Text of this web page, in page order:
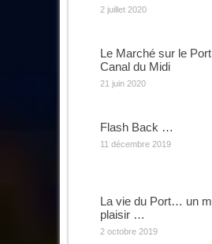
2 juillet 2020
Le Marché sur le
Canal du Midi
21 juin 2020
Flash Back …
11 décembre 2019
La vie du Port… un
plaisir …
2 octobre 2019